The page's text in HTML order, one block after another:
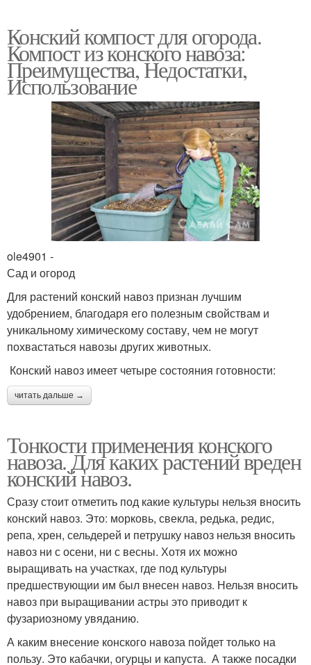
Конский компост для огорода.
Компост из конского навоза:
Преимущества, Недостатки,
Использование
ole4901 -
Сад и огород
Для растений конский навоз признан лучшим
удобрением, благодаря его полезным свойствам и
уникальному химическому составу, чем не могут
похвастаться навозы других животных.
Конский навоз имеет четыре состояния готовности:
читать дальше →
Тонкости применения конского
навоза. Для каких растений вреден
конский навоз.
Сразу стоит отметить под какие культуры нельзя вносить
конский навоз. Это: морковь, свекла, редька, редис,
репа, хрен, сельдерей и петрушку навоз нельзя вносить
навоз ни с осени, ни с весны. Хотя их можно
выращивать на участках, где под культуры
предшествующии им был внесен навоз. Нельзя вносить
навоз при выращивании астры это приводит к
фузариозному увяданию.
А каким внесение конского навоза пойдет только на
пользу. Это кабачки, огурцы и капуста. А также посадки